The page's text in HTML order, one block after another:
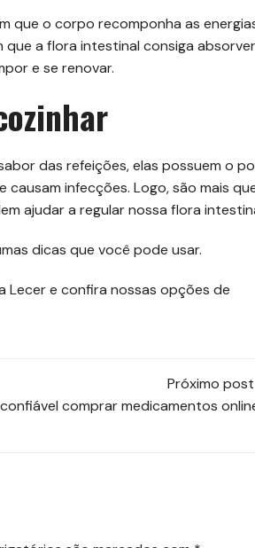
que o corpo recomponha as
que a flora intestinal consiga absorver
e se renovar.
das refeições, elas possuem o
infecções. Logo, são mais
ajudar a regular nossa flora
dicas que você pode usar.
Lecer e confira nossas opções de
Próximo post
comprar medicamentos